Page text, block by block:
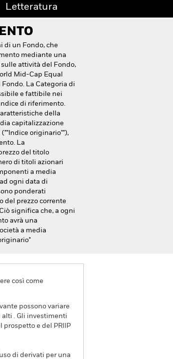
Letteratura
di un Fondo, che
mediante una
attività del Fondo,
Mid-Cap Equal
La Categoria di
e fattibile nei
di riferimento.
della
capitalizzazione
originario""),
La
del titolo
di titoli azionari
a media
ogni data di
ponderati
del prezzo corrente
significa che, a ogni
avrà una
a media
così come
possono variare
. Gli investimenti
e del PRIIP
di derivati per una